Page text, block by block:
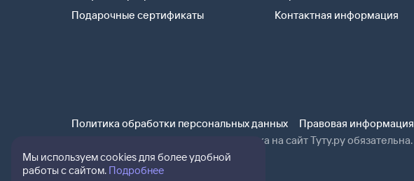
Подарочные сертификаты
Контактная информация
Политика обработки персональных данных
Правовая информация
При использовании материалов ссылка на сайт Туту.ру обязательна.
Мы используем cookies для более удобной
работы с сайтом. Подробнее